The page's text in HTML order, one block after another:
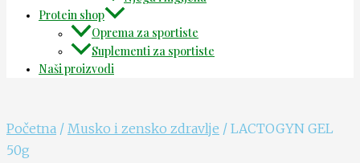
Protein shop
Oprema za sportiste
Suplementi za sportiste
Naši proizvodi
Početna / Musko i zensko zdravlje / LACTOGYN GEL
50g